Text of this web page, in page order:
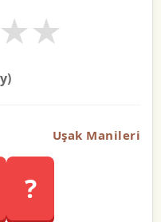
★
★
Uşak Manileri
?